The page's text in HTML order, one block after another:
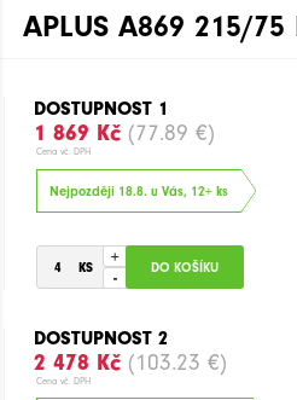
APLUS A869 215/75
DOSTUPNOST 1
1 869 Kč (77.89 €)
Cena vč. DPH
Nejpozději 18.8. u Vás, 12+ ks
+
-
DOSTUPNOST 2
2 478 Kč (103.23 €)
Cena vč. DPH